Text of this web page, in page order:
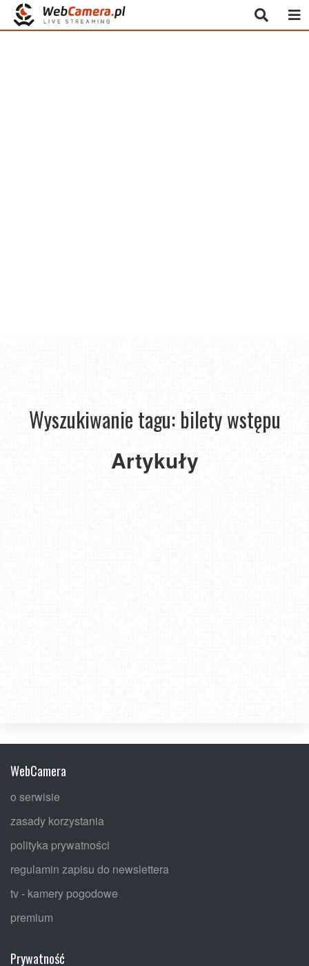
Wyszukiwanie tagu: bilety wstępu
Artykuły
atrakcje
WebCamera
o serwisie
zasady korzystania
polityka prywatności
regulamin zapisu do newslettera
tv - kamery pogodowe
premium
Prywatność